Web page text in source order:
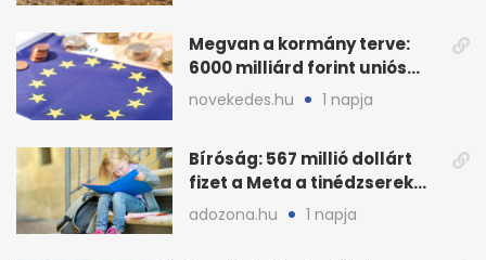
Megvan a kormány terve:
6000 milliárd forint uniós
pénz sorsa
novekedes.hu 1 napja
Bíróság: 567 millió dollárt
fizet a Meta a tinédzserek
védelmére
adozona.hu 1 napja